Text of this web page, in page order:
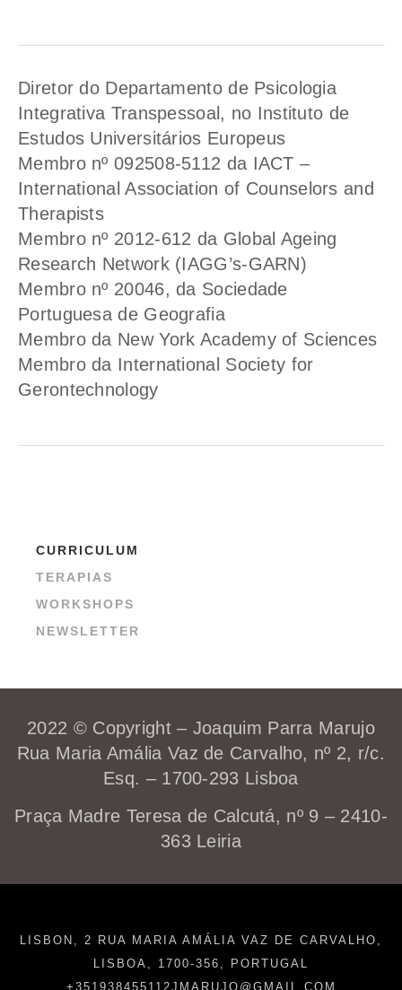
CURRICULUM
TERAPIAS
WORKSHOPS
NEWSLETTER
Diretor do Departamento de Psicologia
Integrativa Transpessoal, no Instituto de
Estudos Universitários Europeus
Membro nº 092508-5112 da IACT –
International Association of Counselors and
Therapists
Membro nº 2012-612 da Global Ageing
Research Network (IAGG’s-GARN)
Membro nº 20046, da Sociedade
Portuguesa de Geografia
Membro da New York Academy of Sciences
Membro da International Society for
Gerontechnology
2022 © Copyright – Joaquim Parra Marujo
Rua Maria Amália Vaz de Carvalho, nº 2, r/c.
Esq. – 1700-293 Lisboa
Praça Madre Teresa de Calcutá, nº 9 – 2410-
363 Leiria
LISBON, 2 RUA MARIA AMÁLIA VAZ DE CARVALHO,
LISBOA, 1700-356, PORTUGAL
+351938455112JMARUJO@GMAIL.COM